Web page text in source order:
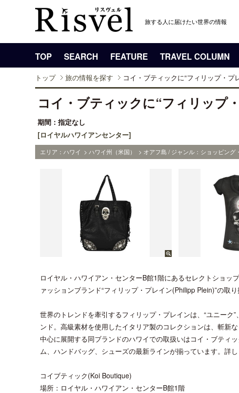
旅する人に届けたい世界の情報
TOP SEARCH FEATURE TRAVEL COLUMN
トップ 旅の情報を探す コイ・ブティックに“フィリップ・プ
コイ・ブティックに“フィリップ
期間：指定なし
[ロイヤルハワイアンセンター]
エリア：ハワイ > ハワイ州（米国） > オアフ島 / ジャンル：ショッピング
ロイヤル・ハワイアン・センターB館1階にあるセレクトショッ
ァッションブランド“フィリップ・プレイン(Philipp Plein)”の取り
世界のトレンドを牽引するフィリップ・プレインは、“ユニーク
ンド。高級素材を使用したイタリア製のコレクションは、斬新
中心に展開する同ブランドのハワイでの取扱いはコイ・ブティ
ム、ハンドバッグ、シューズの最新ラインが揃っています。詳
コイブティック(Koi Boutique)
場所：ロイヤル・ハワイアン・センターB館1階